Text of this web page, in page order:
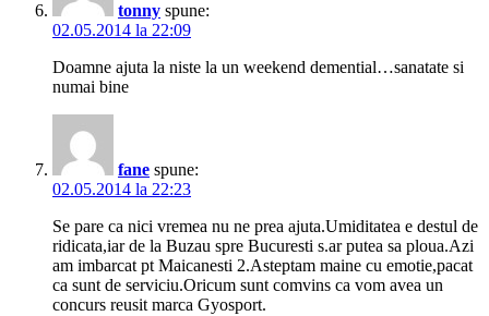
tonny spune:
02.05.2014 la 22:09
Doamne ajuta la niste la un weekend demential…sanatate si
numai bine
fane spune:
02.05.2014 la 22:23
Se pare ca nici vremea nu ne prea ajuta.Umiditatea e destul de
ridicata,iar de la Buzau spre Bucuresti s.ar putea sa ploua.Azi
am imbarcat pt Maicanesti 2.Asteptam maine cu emotie,pacat
ca sunt de serviciu.Oricum sunt comvins ca vom avea un
concurs reusit marca Gyosport.